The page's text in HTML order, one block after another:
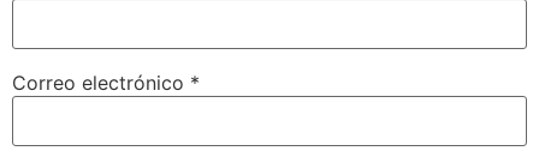
Correo electrónico *